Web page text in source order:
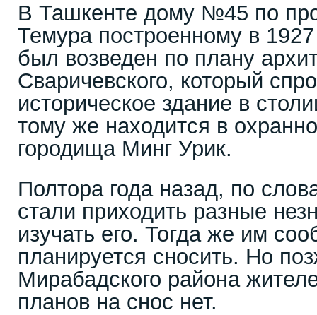
В Ташкенте дому №45 по
Темура построенному в
был возведен по плану
Сваричевского, который
историческое здание в
тому же находится в
городища Минг Урик.
Полтора года назад, по
стали приходить разные
изучать его. Тогда же им
планируется сносить. Но
Мирабадского района
планов на снос нет.